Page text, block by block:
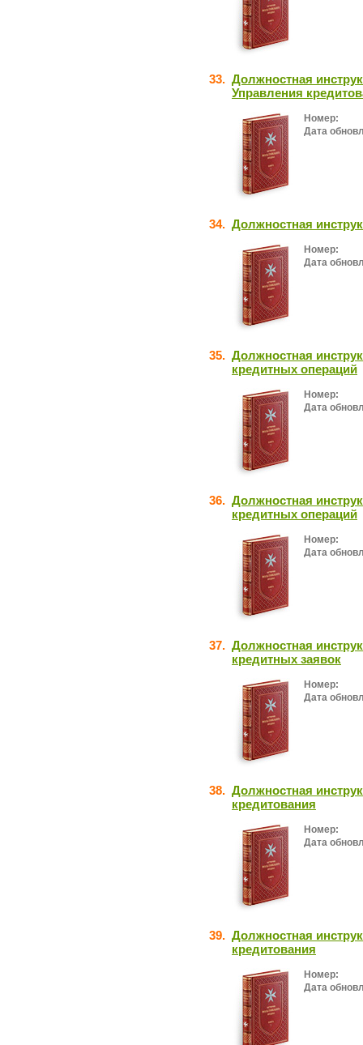
33. Должностная
Управления
Номер:
Дата
34. Должностная
Номер:
Дата
35. Должностная
кредитных операций
Номер:
Дата
36. Должностная
кредитных операций
Номер:
Дата
37. Должностная
кредитных заявок
Номер:
Дата
38. Должностная
кредитования
Номер:
Дата
39. Должностная
кредитования
Номер:
Дата